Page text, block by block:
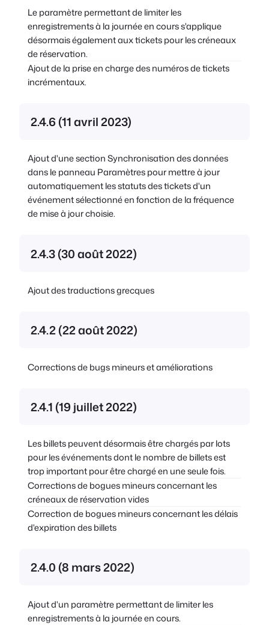
Le paramètre permettant de limiter les
enregistrements à la journée en cours s'applique
désormais également aux tickets pour les créneaux
de réservation.
Ajout de la prise en charge des numéros de tickets
incrémentaux.
2.4.6 (11 avril 2023)
Ajout d'une section Synchronisation des données
dans le panneau Paramètres pour mettre à jour
automatiquement les statuts des tickets d'un
événement sélectionné en fonction de la fréquence
de mise à jour choisie.
2.4.3 (30 août 2022)
Ajout des traductions grecques
2.4.2 (22 août 2022)
Corrections de bugs mineurs et améliorations
2.4.1 (19 juillet 2022)
Les billets peuvent désormais être chargés par lots
pour les événements dont le nombre de billets est
trop important pour être chargé en une seule fois.
Corrections de bogues mineurs concernant les
créneaux de réservation vides
Correction de bogues mineurs concernant les délais
d'expiration des billets
2.4.0 (8 mars 2022)
Ajout d'un paramètre permettant de limiter les
enregistrements à la journée en cours.